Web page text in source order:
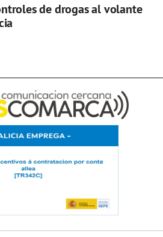
de drogas al volante